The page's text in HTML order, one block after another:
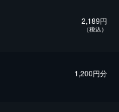
2,189円
（税込）
1,200円分